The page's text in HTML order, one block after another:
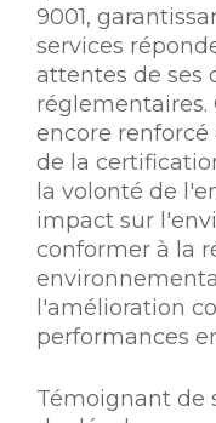
9001,
services
attentes de ses
encore
de la
la volonté de
impact sur
conformer à la
l'amélioration
performances
Témoignant de